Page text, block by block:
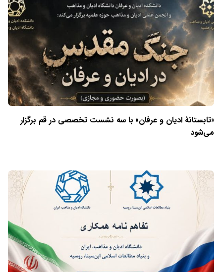
«تابستانهٔ ادیان و عرفان» با سه نشست تخصصی در قم برگزار
می‌شود